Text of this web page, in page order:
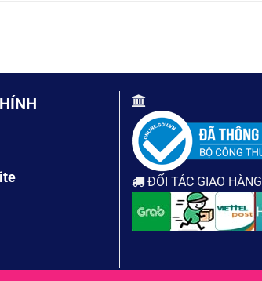
ĐỐI TÁC GIAO HÀNG